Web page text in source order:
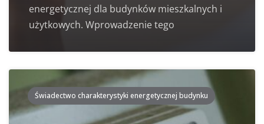
energetycznej dla budynków mieszkalnych i
użytkowych. Wprowadzenie tego
Świadectwo charakterystyki energetycznej budynku